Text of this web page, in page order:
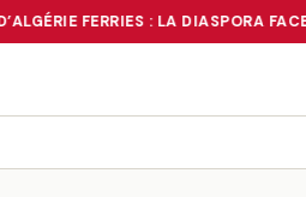
FERRIES : LA DIASPORA
LES AGENCES D’ALGÉRIE FERRIES :